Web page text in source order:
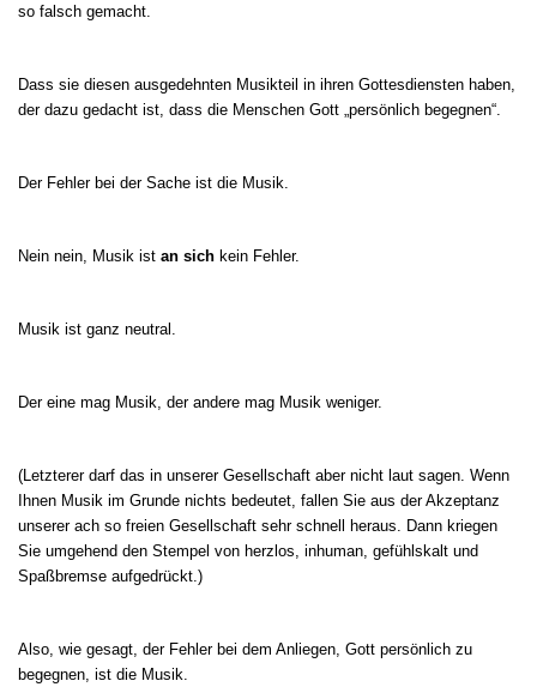
so falsch gemacht.
Dass sie diesen ausgedehnten Musikteil in ihren Gottesdiensten haben,
der dazu gedacht ist, dass die Menschen Gott „persönlich begegnen“.
Der Fehler bei der Sache ist die Musik.
Nein nein, Musik ist an sich kein Fehler.
Musik ist ganz neutral.
Der eine mag Musik, der andere mag Musik weniger.
(Letzterer darf das in unserer Gesellschaft aber nicht laut sagen. Wenn
Ihnen Musik im Grunde nichts bedeutet, fallen Sie aus der Akzeptanz
unserer ach so freien Gesellschaft sehr schnell heraus. Dann kriegen
Sie umgehend den Stempel von herzlos, inhuman, gefühlskalt und
Spaßbremse aufgedrückt.)
Also, wie gesagt, der Fehler bei dem Anliegen, Gott persönlich zu
begegnen, ist die Musik.